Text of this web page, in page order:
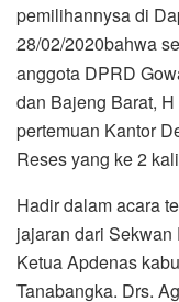
pemilihannysa di
28/02/2020bahwa
anggota DPRD
dan Bajeng Barat,
pertemuan Kantor
Reses yang ke 2
Hadir dalam acara
jajaran dari
Ketua Apdenas
Tanabangka. Drs.